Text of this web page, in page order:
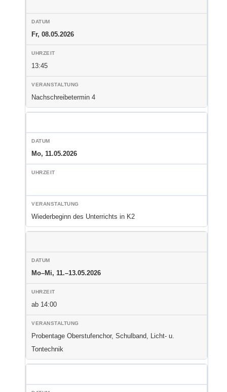
Fr, 08.05.2026
13:45
Nachschreibetermin 4
Mo, 11.05.2026
Wiederbeginn des Unterrichts in K2
Mo–Mi, 11.–13.05.2026
ab 14:00
Probentage Oberstufenchor, Schulband, Licht- u.
Tontechnik